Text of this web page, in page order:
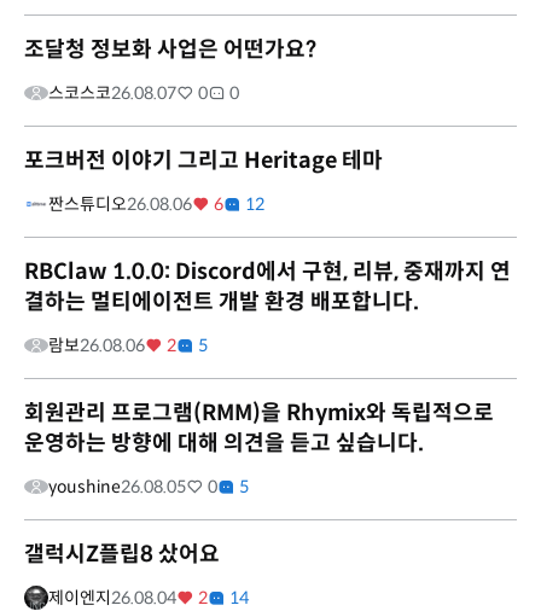
조달청 정보화 사업은 어떤가요?
스코스코26.08.07 0 0
포크버전 이야기 그리고 Heritage 테마
짠스튜디오26.08.06 6 12
RBClaw 1.0.0: Discord에서 구현, 리뷰, 중재까지 연
결하는 멀티에이전트 개발 환경 배포합니다.
람보26.08.06 2 5
회원관리 프로그램(RMM)을 Rhymix와 독립적으로
운영하는 방향에 대해 의견을 듣고 싶습니다.
youshine26.08.05 0 5
갤럭시Z플립8 샀어요
제이엔지26.08.04 2 14